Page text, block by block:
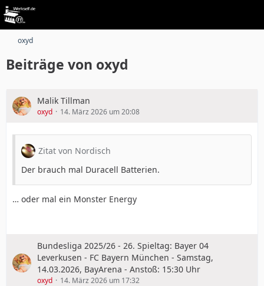
oxyd
Beiträge von oxyd
Malik Tillman
oxyd 14. März 2026 um 20:08
Zitat von Nordisch
Der brauch mal Duracell Batterien.
… oder mal ein Monster Energy
Bundesliga 2025/26 - 26. Spieltag: Bayer 04
Leverkusen - FC Bayern München - Samstag,
14.03.2026, BayArena - Anstoß: 15:30 Uhr
oxyd 14. März 2026 um 17:32